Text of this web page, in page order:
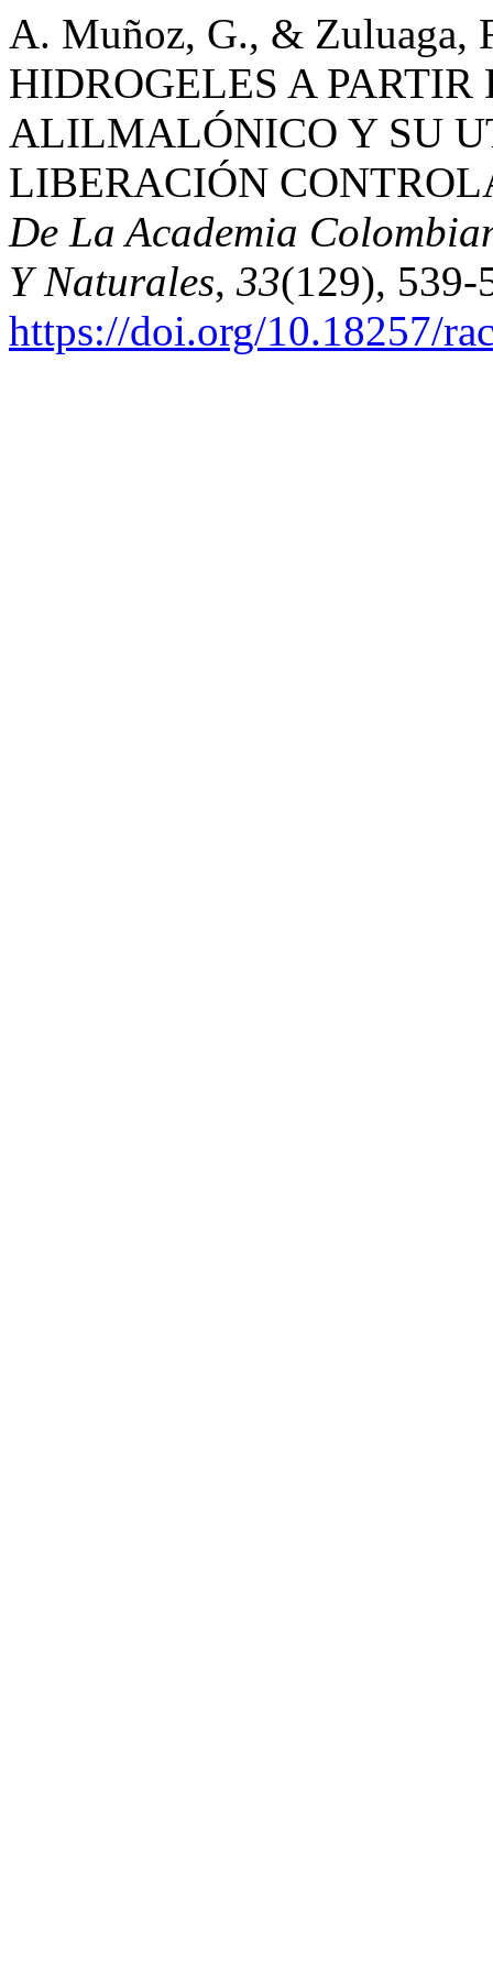
A. Muñoz, G., & Zuluaga,
HIDROGELES A
ALILMALÓNICO Y SU
LIBERACIÓN
De La Academia
Y Naturales, 33(129), 539-
https://doi.org/10.18257/